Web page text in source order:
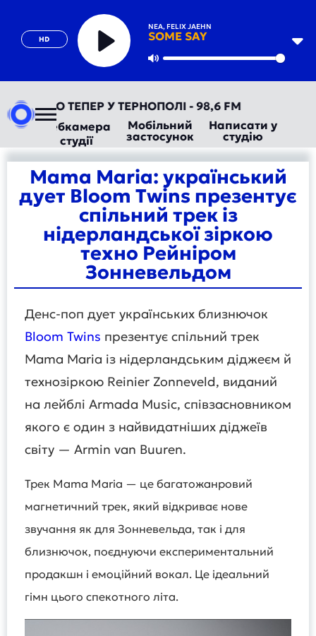
HD
NEA, FELIX JAEHN
SOME SAY
Play
ТЕПЕР У ТЕРНОПОЛІ - 98,6 FM
Вебкамера
студії
Мобільний
застосунок
Написати у
студію
Mama Maria: український
дует Bloom Twins презентує
спільний трек із
нідерландської зіркою
техно Рейніром
Зонневельдом
Денс-поп дует українських близнючок
Bloom Twins презентує спільний трек
Mama Maria із нідерландським діджеєм й
технозіркою Reinier Zonneveld, виданий
на лейблі Armada Music, співзасновником
якого є один з найвидатніших діджеїв
світу — Armin van Buuren.
Трек Mama Maria — це багатожанровий
магнетичний трек, який відкриває нове
звучання як для Зонневельда, так і для
близнючок, поєднуючи експериментальний
продакшн і емоційний вокал. Це ідеальний
гімн цього спекотного літа.